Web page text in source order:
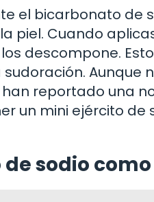
el bicarbonato de
piel. Cuando
descompone.
Aunque
reportado una
un mini ejército
sodio